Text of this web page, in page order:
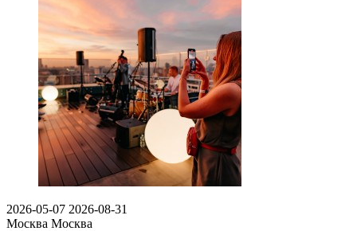
2026-05-07 2026-08-31
Москва Москва